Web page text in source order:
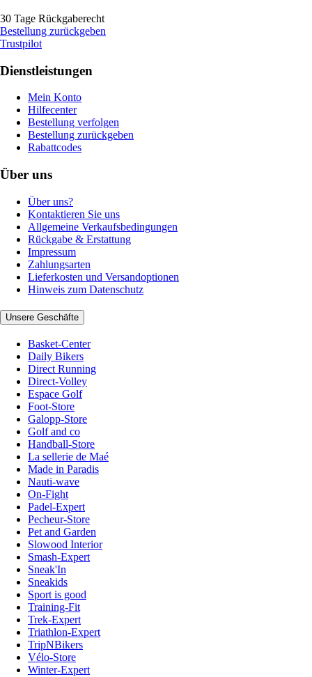
30 Tage Rückgaberecht
Bestellung zurückgeben
Trustpilot
Dienstleistungen
Mein Konto
Hilfecenter
Bestellung verfolgen
Bestellung zurückgeben
Rabattcodes
Über uns
Über uns?
Kontaktieren Sie uns
Allgemeine Verkaufsbedingungen
Rückgabe & Erstattung
Impressum
Zahlungsarten
Lieferkosten und Versandoptionen
Hinweis zum Datenschutz
Unsere Geschäfte
Basket-Center
Daily Bikers
Direct Running
Direct-Volley
Espace Golf
Foot-Store
Galopp-Store
Golf and co
Handball-Store
La sellerie de Maé
Made in Paradis
Nauti-wave
On-Fight
Padel-Expert
Pecheur-Store
Pet and Garden
Slowood Interior
Smash-Expert
Sneak'In
Sneakids
Sport is good
Training-Fit
Trek-Expert
Triathlon-Expert
TripNBikers
Vélo-Store
Winter-Expert